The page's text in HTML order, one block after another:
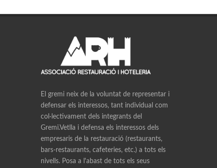
El gremi neix de la voluntat de representar i
defensar els interessos, tant individual com
col·lectivament dels integrants del
Gremi.Vetlla i defensa els interessos dels
empresaris de la restauració (restaurants,
bars-restaurants, cafeteries, etc.) a tots els
nivells. Posa a l'abast de tots els seus